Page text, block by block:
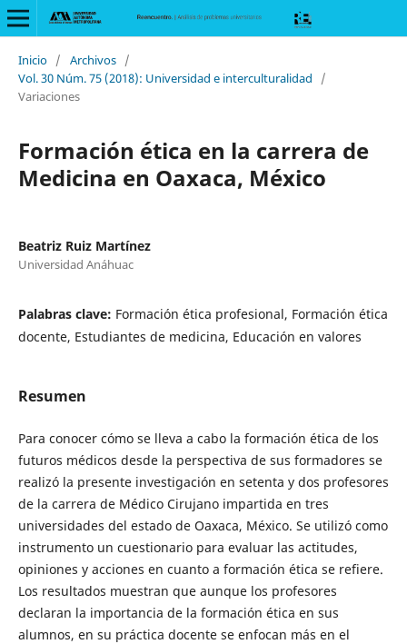
Inicio / Archivos /
Vol. 30 Núm. 75 (2018): Universidad e interculturalidad
/
Variaciones
Formación ética en la carrera de
Medicina en Oaxaca, México
Beatriz Ruiz Martínez
Universidad Anáhuac
Palabras clave: Formación ética profesional, Formación ética
docente, Estudiantes de medicina, Educación en valores
Resumen
Para conocer cómo se lleva a cabo la formación ética de los
futuros médicos desde la perspectiva de sus formadores se
realizó la presente investigación en setenta y dos profesores
de la carrera de Médico Cirujano impartida en tres
universidades del estado de Oaxaca, México. Se utilizó como
instrumento un cuestionario para evaluar las actitudes,
opiniones y acciones en cuanto a formación ética se refiere.
Los resultados muestran que aunque los profesores
declaran la importancia de la formación ética en sus
alumnos, en su práctica docente se enfocan más en el